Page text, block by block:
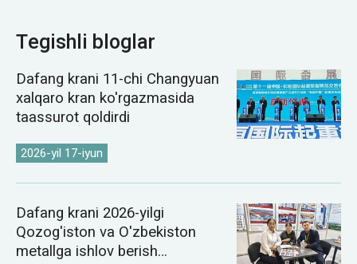
Tegishli bloglar
Dafang krani 11-chi Changyuan
xalqaro kran ko'rgazmasida
taassurot qoldirdi
2026-yil 17-iyun
Dafang krani 2026-yilgi
Qozog'iston va O'zbekiston
metallga ishlov berish